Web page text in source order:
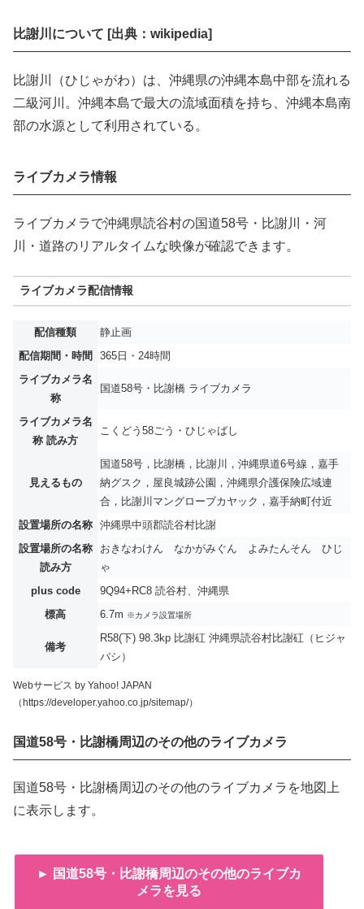
比謝川について [出典：wikipedia]
比謝川（ひじゃがわ）は、沖縄県の沖縄本島中部を流れる
二級河川。沖縄本島で最大の流域面積を持ち、沖縄本島南
部の水源として利用されている。
ライブカメラ情報
ライブカメラで沖縄県読谷村の国道58号・比謝川・河
川・道路のリアルタイムな映像が確認できます。
ライブカメラ配信情報
配信種類
静止画
配信期間・時間
365日・24時間
ライブカメラ名
称
国道58号・比謝橋 ライブカメラ
ライブカメラ名
称 読み方
こくどう58ごう・ひじゃばし
見えるもの
国道58号，比謝橋，比謝川，沖縄県道6号線，嘉手
納グスク，屋良城跡公園，沖縄県介護保険広域連
合，比謝川マングローブカヤック，嘉手納町付近
設置場所の名称
沖縄県中頭郡読谷村比謝
設置場所の名称
読み方
おきなわけん なかがみぐん よみたんそん ひじ
ゃ
plus code
9Q94+RC8 読谷村、沖縄県
標高
6.7m ※カメラ設置場所
備考
R58(下) 98.3kp 比謝矼 沖縄県読谷村比謝矼（ヒジャ
バシ）
Webサービス by Yahoo! JAPAN
（https://developer.yahoo.co.jp/sitemap/）
国道58号・比謝橋周辺のその他のライブカメラ
国道58号・比謝橋周辺のその他のライブカメラを地図上
に表示します。
► 国道58号・比謝橋周辺のその他のライブカ
メラを見る